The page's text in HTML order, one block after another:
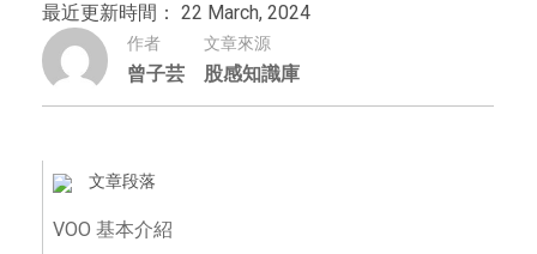
最近更新時間： 22 March, 2024
作者
曾子芸
文章來源
股感知識庫
文章段落
VOO 基本介紹